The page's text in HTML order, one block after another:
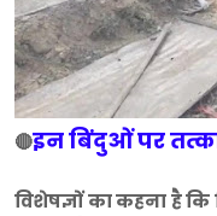
🔴इन बिंदुओं पर
विशेषज्ञों का कहना है